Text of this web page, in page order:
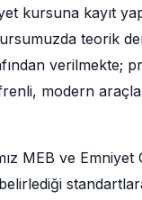
kursuna kayıt
teorik
verilmekte;
modern
MEB ve Emniyet